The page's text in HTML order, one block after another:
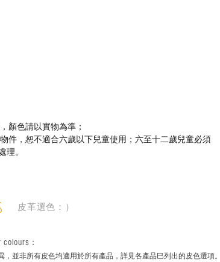
顏色請以實物為準；
件，恕不適合六歲以下兒童使用；六至十二歲兒童必須
理。
皮革選色：）
，並非所有皮色均適用於所有產品，詳見各產品巳列出的皮色選項。
colours ：